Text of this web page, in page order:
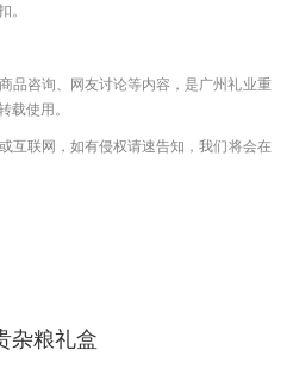
。
品咨询、网友讨论等内容，是广州礼业重
载使用。
互联网，如有侵权请速告知，我们将会在
杂粮礼盒